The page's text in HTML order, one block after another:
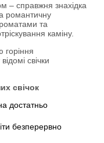
– справжня знахідка
романтичну
та
каміну.
горіння
свічки
свічок
достатньо
безперервно